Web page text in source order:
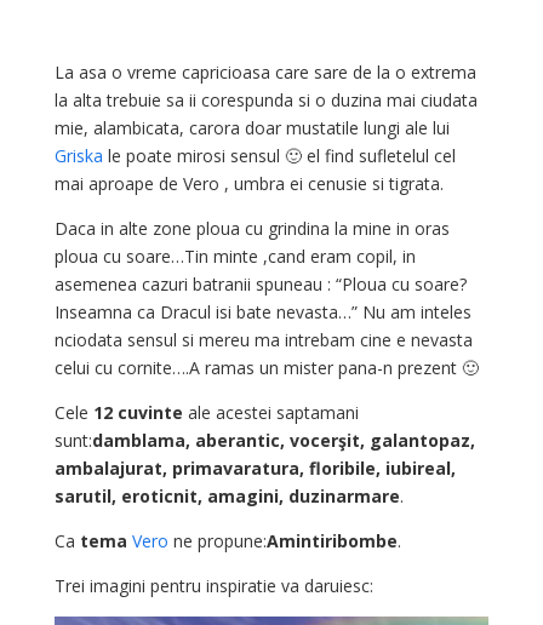
La asa o vreme capricioasa care sare de la o extrema
la alta trebuie sa ii corespunda si o duzina mai ciudata
mie, alambicata, carora doar mustatile lungi ale lui
Griska le poate mirosi sensul 🙂 el find sufletelul cel
mai aproape de Vero , umbra ei cenusie si tigrata.
Daca in alte zone ploua cu grindina la mine in oras
ploua cu soare…Tin minte ,cand eram copil, in
asemenea cazuri batranii spuneau : “Ploua cu soare?
Inseamna ca Dracul isi bate nevasta…” Nu am inteles
nciodata sensul si mereu ma intrebam cine e nevasta
celui cu cornite….A ramas un mister pana-n prezent 🙂
Cele 12 cuvinte ale acestei saptamani
sunt:damblama, aberantic, vocerşit, galantopaz,
ambalajurat, primavaratura, floribile, iubireal,
sarutil, eroticnit, amagini, duzinarmare.
Ca tema Vero ne propune:Amintiribombe.
Trei imagini pentru inspiratie va daruiesc: